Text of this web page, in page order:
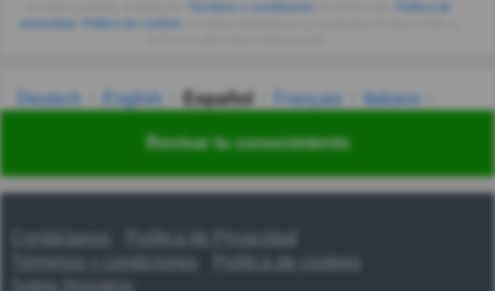
Revisar tu conocimiento
privacidad
Deutsch English Español Français
Italiano
Українська हिन्दी 한국어 汉语
Contáctanos
Política de Privacidad
Términos y condiciones